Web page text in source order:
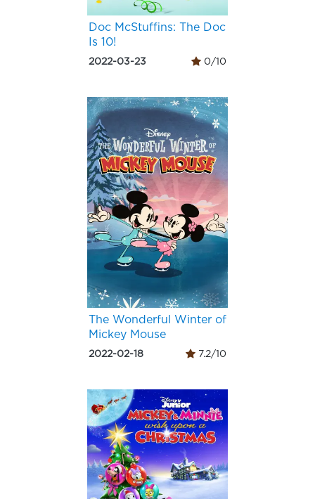
Doc McStuffins: The Doc
Is 10!
2022-03-23 0/10
The Wonderful Winter of
Mickey Mouse
2022-02-18 7.2/10